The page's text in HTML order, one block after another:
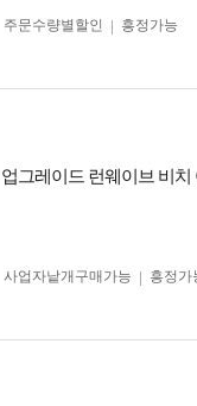
주문수량별할인 흥정가능
업그레이드 런웨이브 비
사업자 낱개구매가능 흥정가